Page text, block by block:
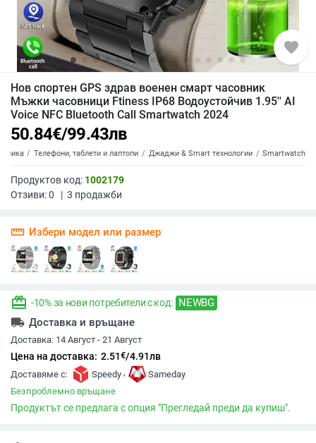
favorite
Нов спортен GPS здрав военен смарт часовник
Мъжки часовници Ftiness IP68 Водоустойчив 1.95'' AI
Voice NFC Bluetooth Call Smartwatch 2024
50.84€/99.43лв
Телефони, таблети и лаптопи Джаджи & Smart технологии Smartwatch
Продуктов код: 1002179
Отзиви:0 | 3 продажби
straighten Избери модел или размер
redeem -10% за нови потребители с код: NEWBG
local_shipping Доставка и връщане
Доставка: 14 Август - 21 Август
Цена на доставка: 2.51€/4.91лв
Доставяме с: Speedy ,
Sameday
Безпроблемно връщане
Продуктът се предлага с опция "Прегледай преди да купиш".